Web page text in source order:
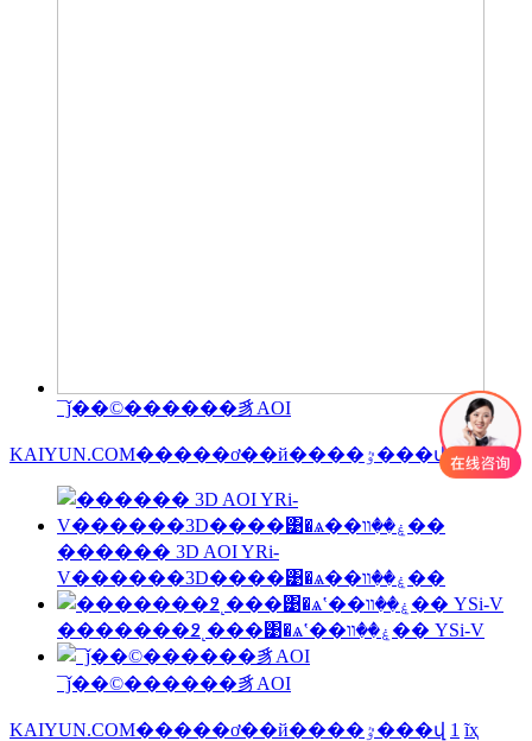
¯ǰ��©������豸AOI
KAIYUN.COM�����ơ��й����ٷ���վ 1 ĩҳ
������ 3D AOI YRi-
V������3D����͹�ѧ��ۼ��װ��
�������߶˻���͹�ѧʽ��ۼ��װ�� YSi-V
¯ǰ��©������豸AOI
KAIYUN.COM�����ơ��й����ٷ���վ 1 ĩҳ